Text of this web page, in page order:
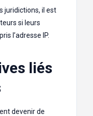
juridictions, il est
si leurs
l’adresse IP.
liés
devenir de